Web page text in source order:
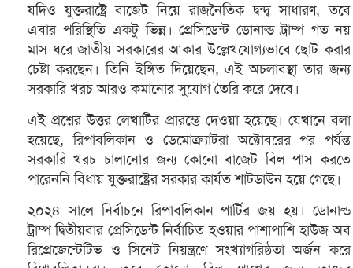
যদিও যুক্তরাষ্ট্রে বাজেট নিয়ে রাজনৈতিক দ্বন্দ্ব সাধারণ, তবে
এবার পরিস্থিতি একটু ভিন্ন। প্রেসিডেন্ট ডোনাল্ড ট্রাম্প গত নয়
মাস ধরে জাতীয় সরকারের আকার উল্লেখযোগ্যভাবে ছোট করার
চেষ্টা করছেন। তিনি ইঙ্গিত দিয়েছেন, এই অচলাবস্থা তার জন্য
সরকারি খরচ আরও কমানোর সুযোগ তৈরি করে দেবে।
এই প্রশ্নের উত্তর লেখাটির প্রারম্ভে দেওয়া হয়েছে। যেখানে বলা
হয়েছে, রিপাবলিকান ও ডেমোক্র্যাটরা অক্টোবরের পর পর্যন্ত
সরকারি খরচ চালানোর জন্য কোনো বাজেট বিল পাস করতে
পারেননি বিধায় যুক্তরাষ্ট্রের সরকার কার্যত শাটডাউন হয়ে গেছে।
২০২৪ সালে নির্বাচনে রিপাবলিকান পার্টির জয় হয়। ডোনাল্ড
ট্রাম্প দ্বিতীয়বার প্রেসিডেন্ট নির্বাচিত হওয়ার পাশাপাশি হাউজ অব
রিপ্রেজেন্টেটিভ ও সিনেট নিয়ন্ত্রণে সংখ্যাগরিষ্ঠতা অর্জন করে